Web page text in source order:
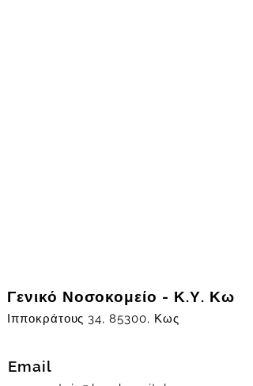
Γενικό Νοσοκομείο - Κ.Υ. Κω
Ιπποκράτους 34, 85300, Κως
Email